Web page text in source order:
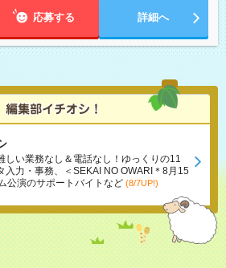
応募する 詳細へ
しい業務なし＆電話なし！ゆっくりの11
入力・事務、＜SEKAI NO OWARI＊8月15
公演のサポートバイトなど (8/7UP!)